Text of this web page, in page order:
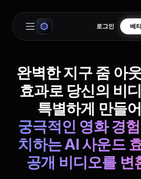
Open main menu
로그인 베
완벽한 지구 줌 아
효과로 당신의 비
특별하게 만들
궁극적인 영화 경
치하는 AI 사운드
공개 비디오를 변